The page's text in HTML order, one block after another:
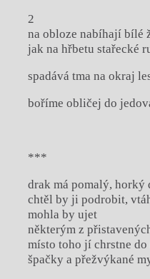
2
na obloze nabíhají bílé
jak na hřbetu stařecké
spadává tma na okraj
boříme obličej do
***
drak má pomalý, horký
chtěl by ji podrobit,
mohla by ujet
některým z
místo toho jí chrstne
špačky a přežvýkané